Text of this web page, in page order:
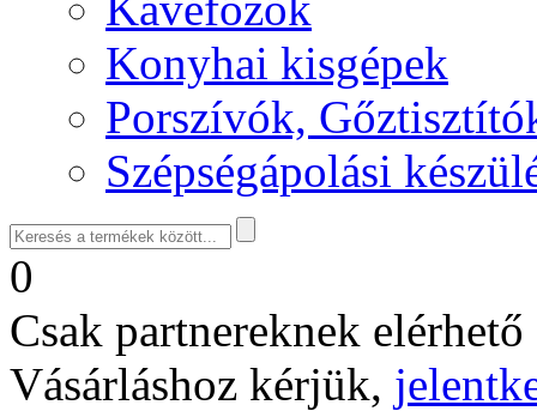
Konyhai kisgépek
Porszívók,
Szépségápolási
0
Csak partnereknek
Vásárláshoz kérjük,